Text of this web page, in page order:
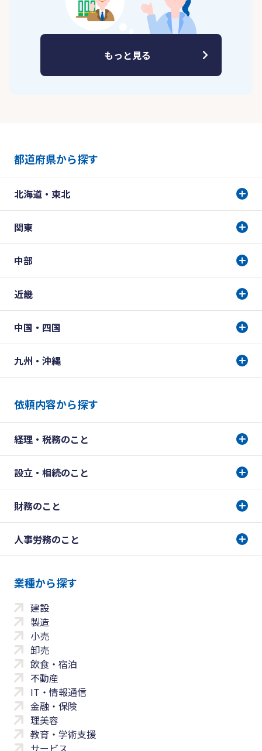
もっと見る
都道府県から探す
北海道・東北
関東
中部
近畿
中国・四国
九州・沖縄
依頼内容から探す
経理・税務のこと
設立・相続のこと
財務のこと
人事労務のこと
業種から探す
建設
製造
小売
卸売
飲食・宿泊
不動産
IT・情報通信
金融・保険
理美容
教育・学術支援
サービス